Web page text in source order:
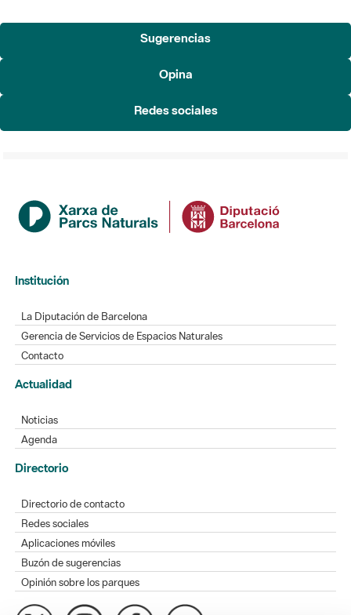
Sugerencias
Opina
Redes sociales
Institución
La Diputación de Barcelona
Gerencia de Servicios de Espacios Naturales
Contacto
Actualidad
Noticias
Agenda
Directorio
Directorio de contacto
Redes sociales
Aplicaciones móviles
Buzón de sugerencias
Opinión sobre los parques